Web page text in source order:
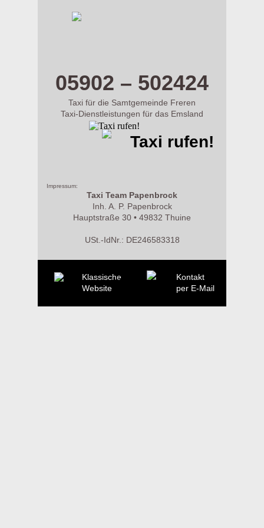
Impressum:
Taxi Team Papenbrock
Inh. A. P. Papenbrock
Hauptstraße 30 • 49832 Thuine
USt.-IdNr.: DE246583318
05902 – 502424
Taxi für die Samtgemeinde Freren
Taxi-Dienstleistungen für das Emsland
Taxi rufen!
Klassische
Website
Kontakt
per E-Mail